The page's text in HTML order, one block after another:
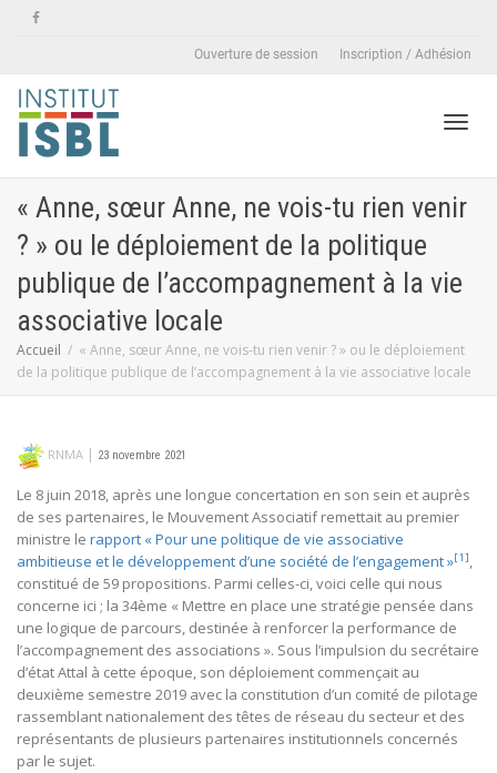
Ouverture de session Inscription / Adhésion
« Anne, sœur Anne, ne vois-tu rien venir
? » ou le déploiement de la politique
publique de l’accompagnement à la vie
associative locale
Accueil
« Anne, sœur Anne, ne vois-tu rien venir ? » ou le déploiement
de la politique publique de l’accompagnement à la vie associative locale
RNMA | 23 novembre 2021
Le 8 juin 2018, après une longue concertation en son sein et auprès
de ses partenaires, le Mouvement Associatif remettait au premier
ministre le rapport « Pour une politique de vie associative
ambitieuse et le développement d’une société de l’engagement »[1],
constitué de 59 propositions. Parmi celles-ci, voici celle qui nous
concerne ici ; la 34ème « Mettre en place une stratégie pensée dans
une logique de parcours, destinée à renforcer la performance de
l’accompagnement des associations ». Sous l’impulsion du secrétaire
d’état Attal à cette époque, son déploiement commençait au
deuxième semestre 2019 avec la constitution d’un comité de pilotage
rassemblant nationalement des têtes de réseau du secteur et des
représentants de plusieurs partenaires institutionnels concernés
par le sujet.